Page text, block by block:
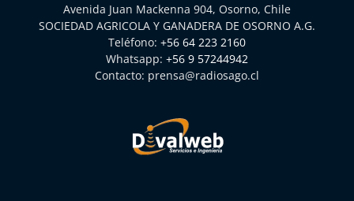
Avenida Juan Mackenna 904, Osorno, Chile
SOCIEDAD AGRICOLA Y GANADERA DE OSORNO A.G.
Teléfono: +56 64 223 2160
Whatsapp: +56 9 57244942
Contacto: prensa@radiosago.cl